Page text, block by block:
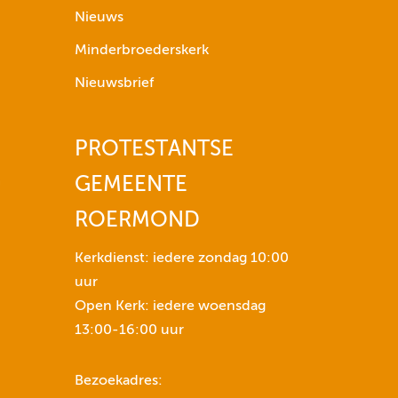
j
e
t
s
e
v
Nieuws
Minderbroederskerk
Nieuwsbrief
PROTESTANTSE
GEMEENTE
ROERMOND
Kerkdienst: iedere zondag 10:00
uur
Open Kerk: iedere woensdag
13:00-16:00 uur
Bezoekadres: